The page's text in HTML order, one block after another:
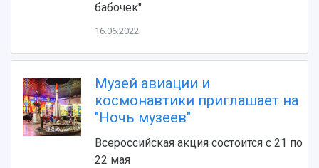
бабочек"
16.06.2022
Музей авиации и
космонавтики приглашает на
"Ночь музеев"
Всероссийская акция состоится с 21 по
22 мая